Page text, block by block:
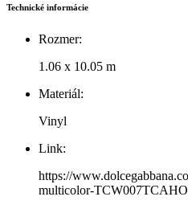
Technické informácie
Rozmer:
1.06 x 10.05 m
Materiál:
Vinyl
Link:
https://
multicolor-